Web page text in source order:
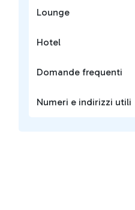
Lounge
Hotel
Domande frequenti
Numeri e indirizzi utili